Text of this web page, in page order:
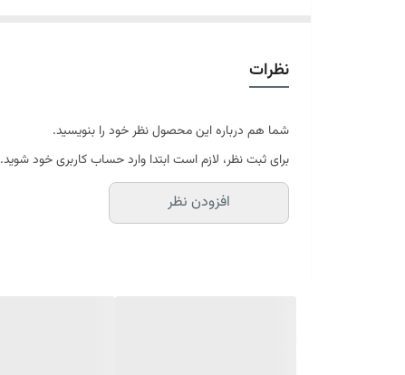
نظرات
شما هم درباره این محصول نظر خود را بنویسید.
برای ثبت نظر، لازم است ابتدا وارد حساب کاربری خود شوید.
افزودن نظر